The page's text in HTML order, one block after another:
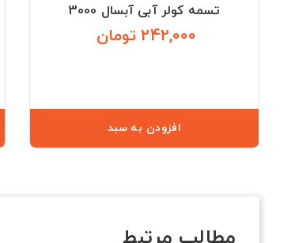
تسمه کولر آبی آبسال 3000
242,000 تومان
افزودن به سبد